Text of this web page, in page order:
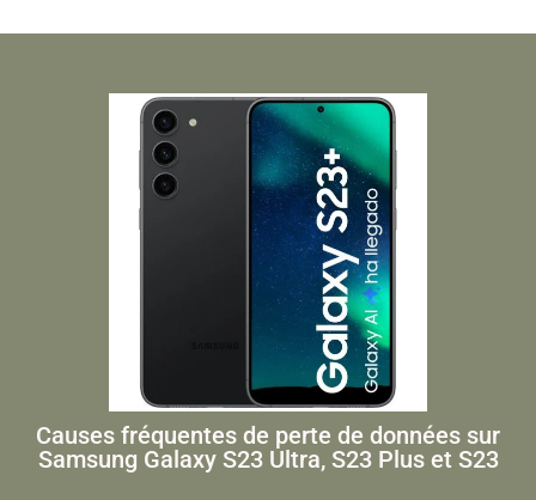
Causes fréquentes de perte de données sur
Samsung Galaxy S23 Ultra, S23 Plus et S23